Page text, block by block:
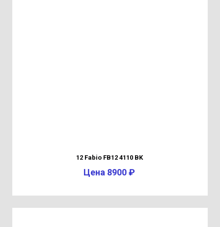
12 Fabio FB12 4110 BK
Цена 8900 ₽